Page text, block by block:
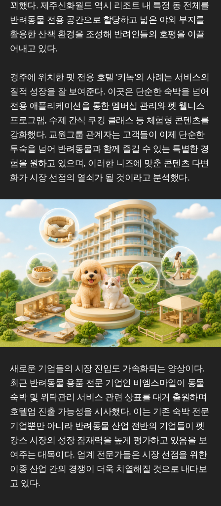
꾀했다. 제주신화월드 역시 리조트 내 특정 동 전체를
반려동물 전용 공간으로 할당하고 넓은 야외 부지를
활용한 산책 환경을 조성해 반려인들의 호평을 이끌
어내고 있다.
경주에 위치한 펫 전용 호텔 '키녹'의 사례는 서비스의
질적 성장을 잘 보여준다. 이곳은 단순한 숙박을 넘어
전용 애플리케이션을 통한 멤버십 관리와 펫 웰니스
프로그램, 수제 간식 쿠킹 클래스 등 체험형 콘텐츠를
강화했다. 교원그룹 관계자는 고객들이 이제 단순한
투숙을 넘어 반려동물과 함께 즐길 수 있는 특별한 경
험을 원하고 있으며, 이러한 니즈에 맞춘 콘텐츠 다변
화가 시장 선점의 열쇠가 될 것이라고 분석했다.
새로운 기업들의 시장 진입도 가속화되는 양상이다.
최근 반려동물 용품 전문 기업인 비엠스마일이 동물
숙박 및 위탁관리 서비스 관련 상표를 대거 출원하며
호텔업 진출 가능성을 시사했다. 이는 기존 숙박 전문
기업뿐만 아니라 반려동물 산업 전반의 기업들이 펫
캉스 시장의 성장 잠재력을 높게 평가하고 있음을 보
여주는 대목이다. 업계 전문가들은 시장 선점을 위한
이종 산업 간의 경쟁이 더욱 치열해질 것으로 내다보
고 있다.